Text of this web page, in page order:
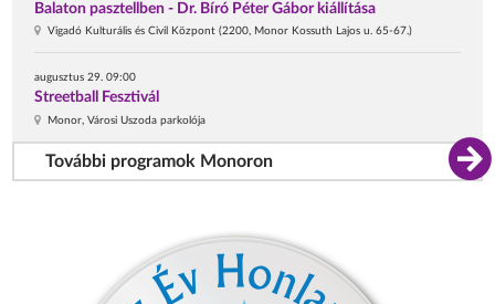
Balaton pasztellben - Dr. Bíró Péter Gábor kiállítása
Vigadó Kulturális és Civil Központ (2200, Monor Kossuth Lajos u. 65-67.)
augusztus 29. 09:00
Streetball Fesztivál
Monor, Városi Uszoda parkolója
További programok Monoron